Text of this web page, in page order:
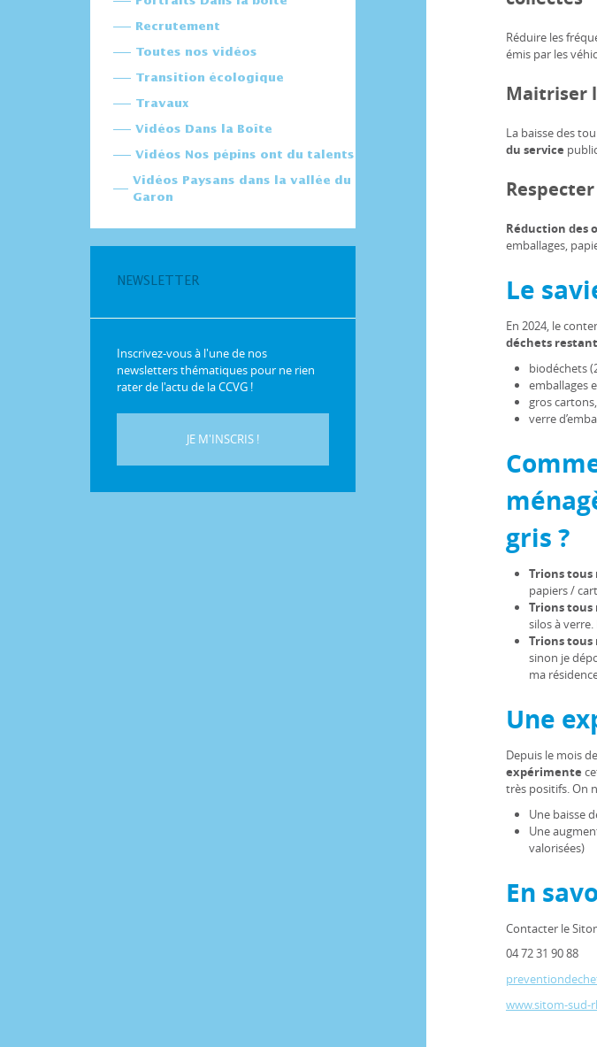
Recrutement
Toutes nos vidéos
Transition écologique
Travaux
Vidéos Dans la Boîte
Vidéos Nos pépins ont du talents
Vidéos Paysans dans la vallée du
Garon
NEWSLETTER
Inscrivez-vous à l'une de nos
newsletters thématiques pour ne rien
rater de l'actu de la CCVG !
JE M'INSCRIS !
Réduire les
émis par les
Maitriser
La baisse des
du service
Réduction des
emballages,
Le
En 2024, le
déchets
biodéchets
emballages
gros
verre
gris ?
Trions tous
papiers /
Trions tous
silos à
Trions tous
sinon je
ma
Une
Depuis le mois
expérimente
très positifs. On
Une baisse
Une
valorisées)
En
Contacter le
04 72 31 90 88
www.sitom-sud-